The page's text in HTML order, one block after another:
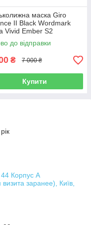
маска Giro
II Black Wordmark
Vivid Ember S2
до відправки
₴ 7 000 ₴
Купити
Корпус А
заранее), Київ,